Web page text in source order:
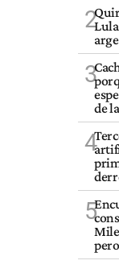
2
3
de
4
5